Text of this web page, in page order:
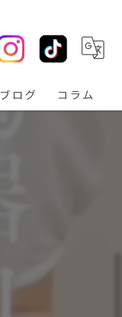
ブログ コラム